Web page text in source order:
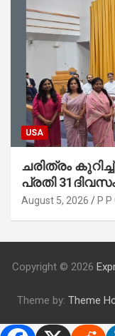
USA
ചരിത്രം
പ്രതി
മാർത്തോമ്മാ
August 5, 2026 P P
Copyright © 2026
Theme by: Theme